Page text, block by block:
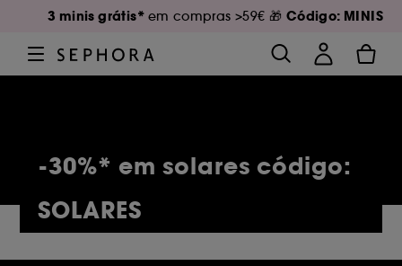
3 minis grátis* em compras >59€ 🎁 Código: MINIS
-30%* em solares código:
SOLARES